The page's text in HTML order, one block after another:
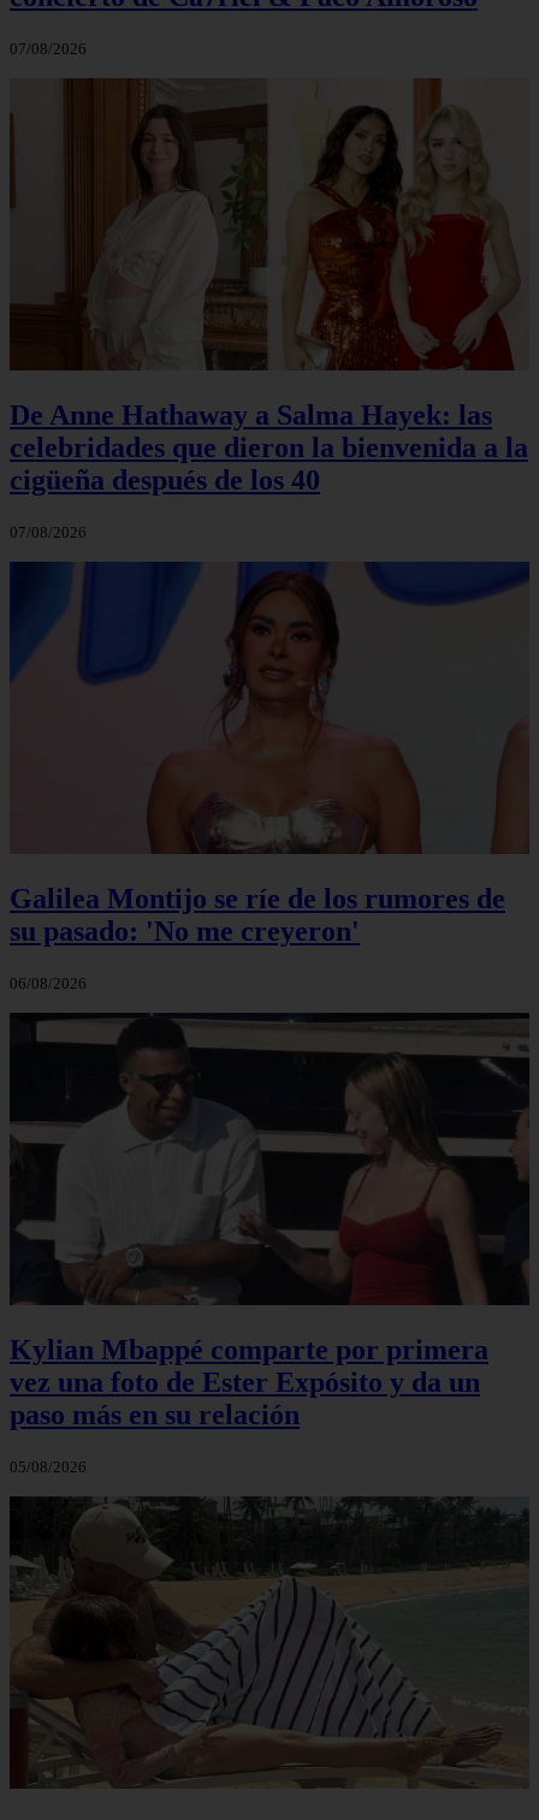
07/08/2026
De Anne Hathaway a Salma Hayek: las
celebridades que dieron la bienvenida a la
cigüeña después de los 40
07/08/2026
Galilea Montijo se ríe de los rumores de
su pasado: 'No me creyeron'
06/08/2026
Kylian Mbappé comparte por primera
vez una foto de Ester Expósito y da un
paso más en su relación
05/08/2026